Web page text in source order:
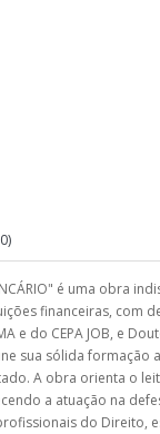
é uma obra
financeiras, com
e do CEPA JOB, e
sua sólida
A obra orienta o
a atuação na
do Direito,